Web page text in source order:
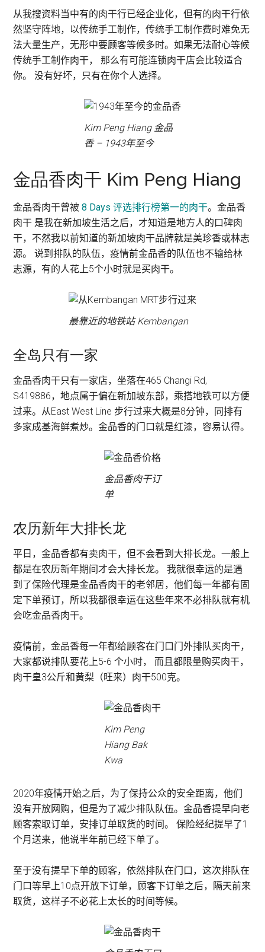
从我搜资料当中有的肉干行已经企业化，但有的肉干行依
然坚守阵地，以传统手工制作，传统手工制作费时难免无
法大量生产，无形中要顾客等候多时。如果无法耐心等候
传统手工制作肉干， 那么有可能连锁肉干店会比较适合
你。 没有好坏，只有在你个人选择。
Kim Peng Hiang 金品
香 – 1943年至今
金品香肉干 Kim Peng Hiang
金品香肉干曾被8 Days 评选排行榜第一的肉干。金品香
肉干 是我在新加坡生活之后，才知道是地方人的口碑肉
干，不然我以前知道的新加坡肉干品牌就是美珍香或林志
源。 说到排队的队伍，疫情前金品香的队伍也不输给林
志源，有的人花上5个小时就是买肉干。
最靠近的地铁站 Kembangan
全岛只有一家
金品香肉干只有一家店，坐落在465 Changi Rd,
S419886，地点属于偏在新加坡东部，乘搭地铁可以方便
过来。从East West Line 步行过来大概是8分钟，同排有
多家成基海鲜煮炒。金品香的门口就是红漆，容易认得。
金品香肉干订
单
农历新年大排长龙
平日，金品香都有卖肉干，但不会看到大排长龙。一般上
都是在农历新年期间才会大排长龙。 我就很幸运的是遇
到了保险代理是金品香肉干的老邻居，他们每一年都有固
定下单预订，所以我都很幸运在这些年来不必排队就有机
会吃金品香肉干。
疫情前，金品香每一年都给顾客在门口门外排队买肉干，
大家都说排队要花上5-6 个小时， 而且都限量购买肉干，
肉干皇3公斤和黄梨（旺来）肉干500克。
Kim Peng
Hiang Bak
Kwa
2020年疫情开始之后，为了保持公众的安全距离，他们
没有开放网购，但是为了减少排队队伍。金品香提早向老
顾客索取订单，安排订单取货的时间。 保险经纪提早了1
个月送来，他说半年前已经下单了。
至于没有提早下单的顾客，依然排队在门口，这次排队在
门口等早上10点开放下订单，顾客下订单之后，隔天前来
取货，这样子不必花上太长的时间等候。